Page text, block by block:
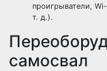
проигрыватели,
т. д.).
самосвал